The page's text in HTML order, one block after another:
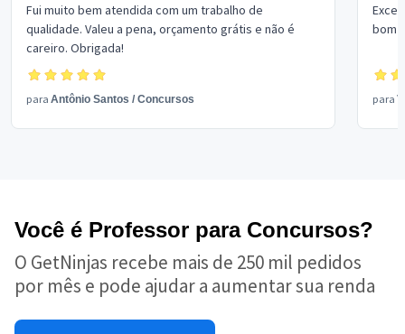
Fui muito bem atendida com um trabalho de
qualidade. Valeu a pena, orçamento grátis e não é
careiro. Obrigada!
para Antônio Santos / Concursos
bom
para
Você é Professor para Concursos?
O GetNinjas recebe mais de 250 mil pedidos
por mês e pode ajudar a aumentar sua renda